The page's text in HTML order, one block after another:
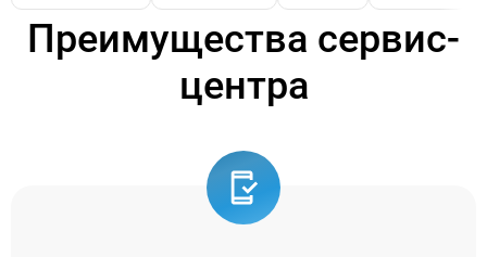
Преимущества сервис-
центра